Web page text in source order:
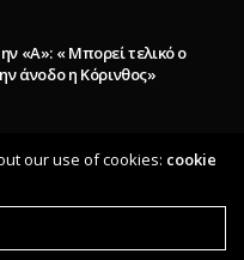
«Α»: « Μπορεί τελικό ο
άνοδο η Κόρινθος»
our use of cookies: cookie